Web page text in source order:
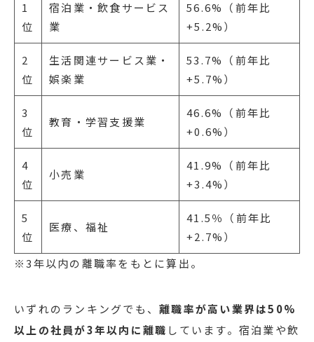
1
位
宿泊業・飲食サービス
業
56.6%（前年比
+5.2%）
2
位
生活関連サービス業・
娯楽業
53.7%（前年比
+5.7%）
3
位
教育・学習支援業
46.6%（前年比
+0.6%）
4
位
小売業
41.9%（前年比
+3.4%）
5
位
医療、福祉
41.5％（前年比
+2.7%）
※3年以内の離職率をもとに算出。
いずれのランキングでも、 離職率が高い業界は50%
以上の社員が3年以内に離職 しています。宿泊業や飲